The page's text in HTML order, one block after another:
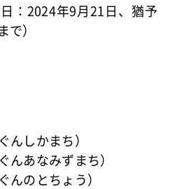
：2024年9月21日、猶予
）
んしかまち）
んあなみずまち）
んのとちょう）